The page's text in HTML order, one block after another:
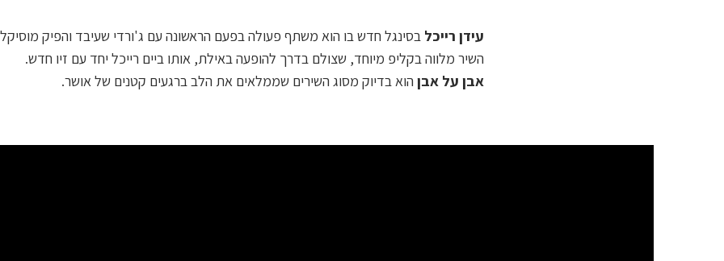
עידן רייכל בסינגל חדש בו הוא משתף פעולה בפעם הראשונה עם ג'ורדי שעיבד והפיק
השיר מלווה בקליפ מיוחד, שצולם בדרך להופעה באילת, אותו ביים רייכל יחד עם זיו חדש.
אבן על אבן הוא בדיוק מסוג השירים שממלאים את הלב ברגעים קטנים של אושר.